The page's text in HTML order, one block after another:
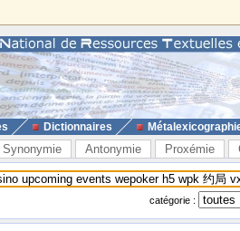
Dictionnaires
Synonymie Antonymie Proxémie
catégorie :